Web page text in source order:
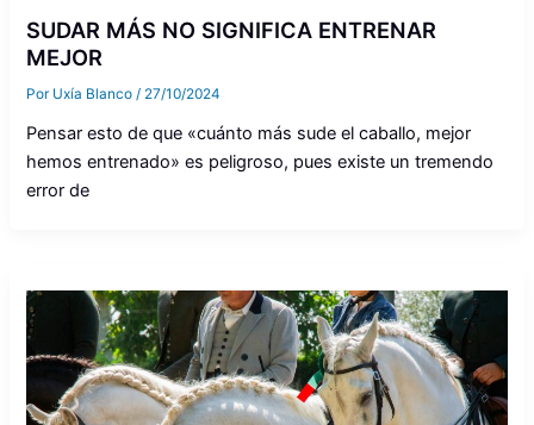
SUDAR MÁS NO SIGNIFICA ENTRENAR
MEJOR
Por Uxía Blanco / 27/10/2024
Pensar esto de que «cuánto más sude el caballo, mejor
hemos entrenado» es peligroso, pues existe un tremendo
error de